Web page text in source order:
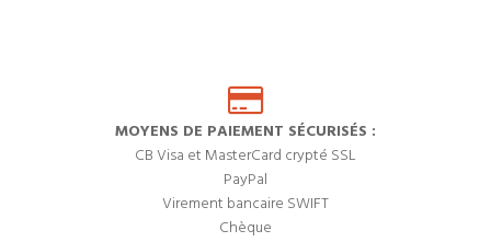
MOYENS DE PAIEMENT SÉCURISÉS :
CB Visa et MasterCard crypté SSL
PayPal
Virement bancaire SWIFT
Chèque